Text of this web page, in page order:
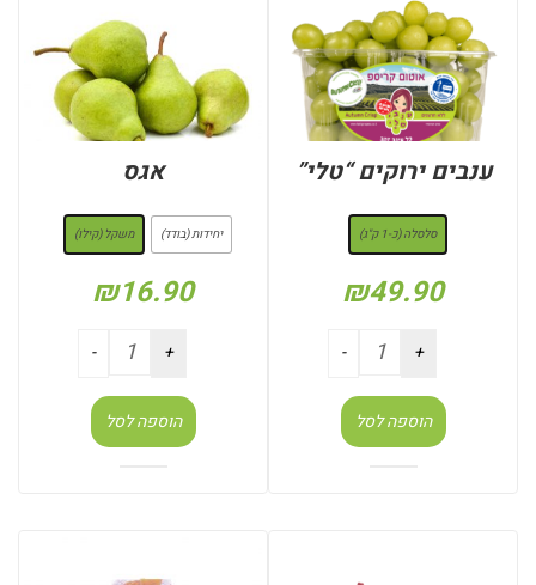
ענבים ירוקים “טלי”
סלסלה (כ-1 ק"ג)
₪49.90
הוספה לסל
אגס
יחידות (בודד) משקל (קילו)
₪16.90
הוספה לסל